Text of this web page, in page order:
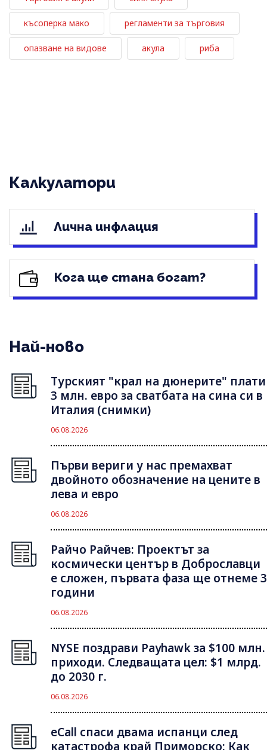
късоперка мако регламенти за търговия
опазване на видове акула риба
Калкулатори
Лична инфлация
Кога ще стана богат?
Най-ново
Турският "крал на дюнерите" плати
3 млн. евро за сватбата на сина си в
Италия (снимки)
06.08.2026
Първи вериги у нас премахват
двойното обозначение на цените в
лева и евро
06.08.2026
Райчо Райчев: Проектът за
космически център в Доброславци
е сложен, първата фаза ще отнеме 3
години
06.08.2026
NYSE поздрави Payhawk за $100 млн.
приходи. Следващата цел: $1 млрд.
до 2030 г.
06.08.2026
eCall спаси двама испанци след
катастрофа край Приморско: Как